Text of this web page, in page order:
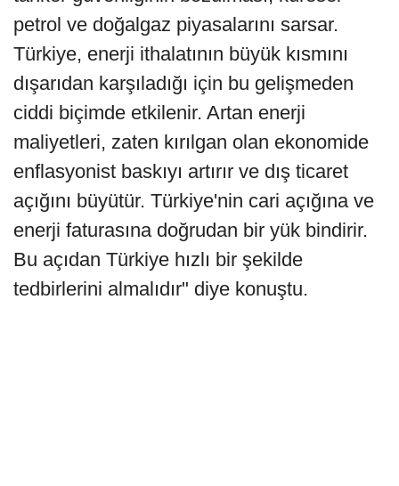
petrol ve doğalgaz piyasalarını sarsar.
Türkiye, enerji ithalatının büyük kısmını
dışarıdan karşıladığı için bu gelişmeden
ciddi biçimde etkilenir. Artan enerji
maliyetleri, zaten kırılgan olan ekonomide
enflasyonist baskıyı artırır ve dış ticaret
açığını büyütür. Türkiye'nin cari açığına ve
enerji faturasına doğrudan bir yük bindirir.
Bu açıdan Türkiye hızlı bir şekilde
tedbirlerini almalıdır" diye konuştu.